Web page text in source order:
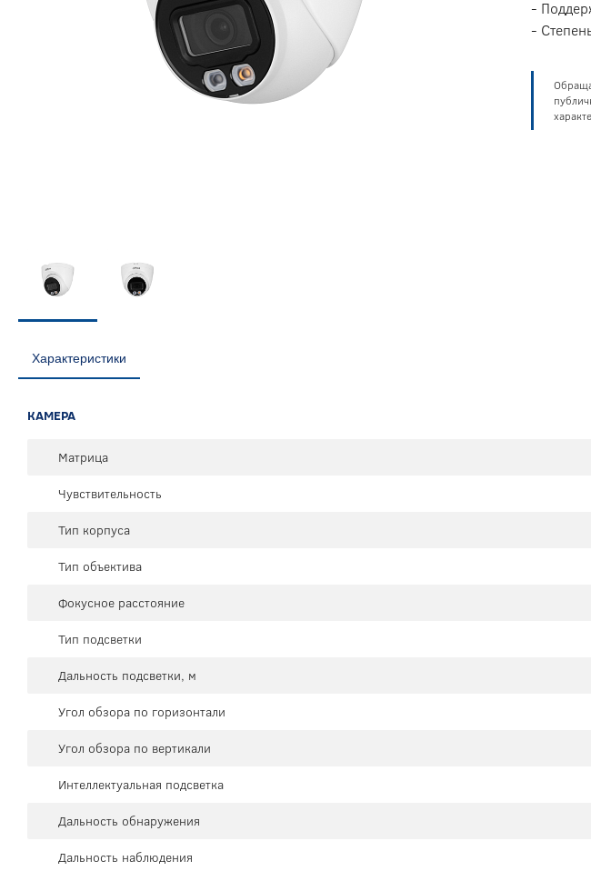
-
-
Характеристики
КАМЕРА
Матрица
Чувствительность
Тип корпуса
Тип объектива
Фокусное расстояние
Тип подсветки
Дальность подсветки, м
Угол обзора по горизонтали
Угол обзора по вертикали
Интеллектуальная подсветка
Дальность обнаружения
Дальность наблюдения